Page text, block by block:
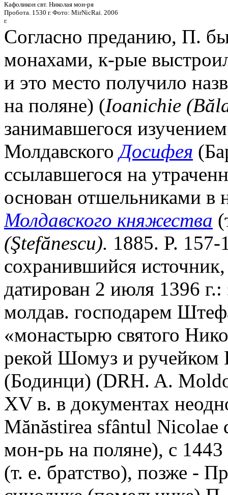
Кафоликон свт. Николая мон-ря
Пробота. 1530 г. Фото: MirNicRai. 2006
г.
Согласно преданию, П.
монахами, к-рые
и это место получило
на поляне) (Ioanichie (Bă
занимавшегося
МолдавскогоДосифея
ссылавшегося на
основан отшельниками в
Молдавского княжества
(Ştefănescu). 1885. P.
сохранившийся
датирован 2 июля 1396
молдав. господарем
«монастырю святого
рекой Шомуз и ручейком
(Бодинци) (DRH. A.
XV в. в документах
Mănăstirea sfântul Nicolae
мон-рь на поляне), c
(т. е. братство), позже -